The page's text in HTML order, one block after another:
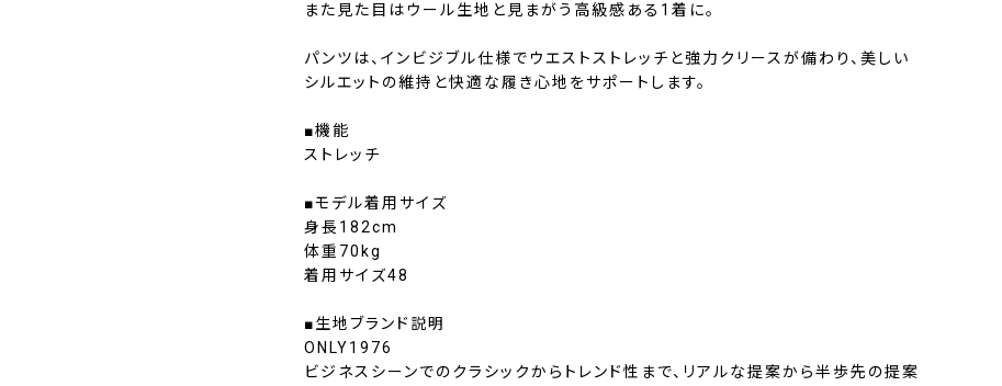
また見た目はウール生地と見まがう高級感ある1着に。
パンツは、インビジブル仕様でウエストストレッチと強力クリースが備わり、美しい
シルエットの維持と快適な履き心地をサポートします。
■機能
ストレッチ
■モデル着用サイズ
身長182cm
体重70kg
着用サイズ48
■生地ブランド説明
ONLY1976
ビジネスシーンでのクラシックからトレンド性まで、リアルな提案から半歩先の提案